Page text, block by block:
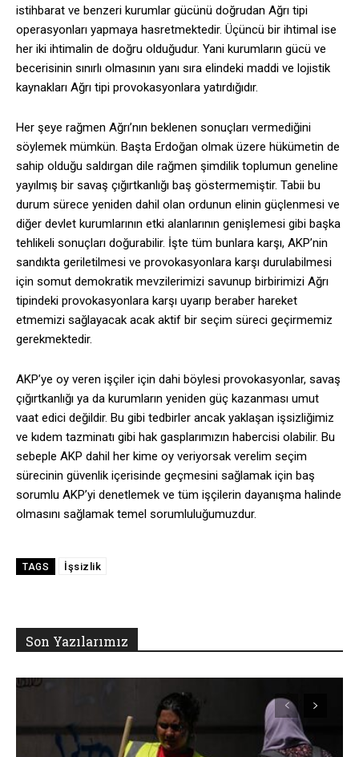
istihbarat ve benzeri kurumlar gücünü doğrudan Ağrı tipi
operasyonları yapmaya hasretmektedir. Üçüncü bir ihtimal ise
her iki ihtimalin de doğru olduğudur. Yani kurumların gücü ve
becerisinin sınırlı olmasının yanı sıra elindeki maddi ve lojistik
kaynakları Ağrı tipi provokasyonlara yatırdığıdır.
Her şeye rağmen Ağrı’nın beklenen sonuçları vermediğini
söylemek mümkün. Başta Erdoğan olmak üzere hükümetin de
sahip olduğu saldırgan dile rağmen şimdilik toplumun geneline
yayılmış bir savaş çığırtkanlığı baş göstermemiştir. Tabii bu
durum sürece yeniden dahil olan ordunun elinin güçlenmesi ve
diğer devlet kurumlarının etki alanlarının genişlemesi gibi başka
tehlikeli sonuçları doğurabilir. İşte tüm bunlara karşı, AKP’nin
sandıkta geriletilmesi ve provokasyonlara karşı durulabilmesi
için somut demokratik mevzilerimizi savunup birbirimizi Ağrı
tipindeki provokasyonlara karşı uyarıp beraber hareket
etmemizi sağlayacak acak aktif bir seçim süreci geçirmemiz
gerekmektedir.
AKP’ye oy veren işçiler için dahi böylesi provokasyonlar, savaş
çığırtkanlığı ya da kurumların yeniden güç kazanması umut
vaat edici değildir. Bu gibi tedbirler ancak yaklaşan işsizliğimiz
ve kıdem tazminatı gibi hak gasplarımızın habercisi olabilir. Bu
sebeple AKP dahil her kime oy veriyorsak verelim seçim
sürecinin güvenlik içerisinde geçmesini sağlamak için baş
sorumlu AKP’yi denetlemek ve tüm işçilerin dayanışma halinde
olmasını sağlamak temel sorumluluğumuzdur.
TAGS İşsizlik
Son Yazılarımız